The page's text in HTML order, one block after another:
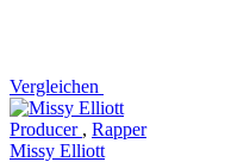
Vergleichen
Producer , Rapper
Missy Elliott